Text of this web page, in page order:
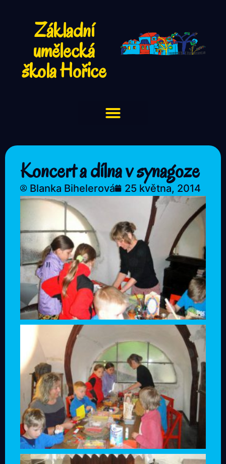
Základní
umělecká
škola Hořice
Koncert a dílna v synagoze
Blanka Bihelerová 25 května, 2014